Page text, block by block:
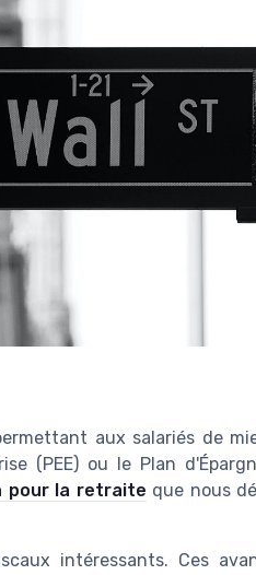
aux salariés de
(PEE) ou le Plan
pour la retraite que nous
intéressants. Ces